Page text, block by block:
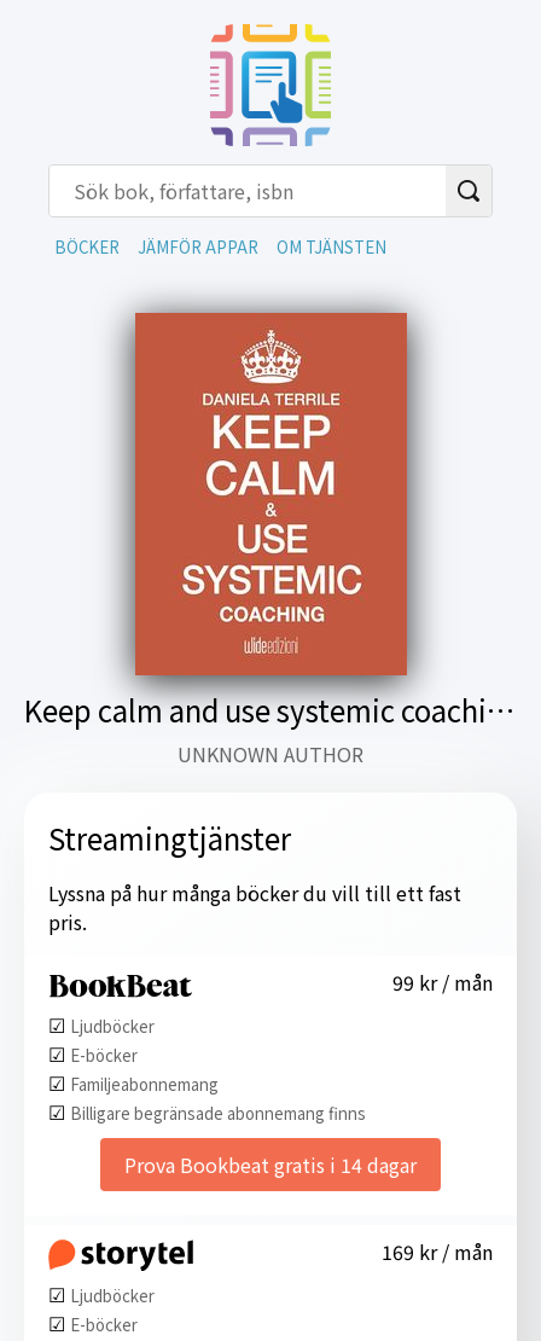
BÖCKER JÄMFÖR APPAR OM TJÄNSTEN
Keep calm and use systemic coaching
UNKNOWN AUTHOR
Streamingtjänster
Lyssna på hur många böcker du vill till ett fast
pris.
99 kr / mån
☑︎ Ljudböcker
☑︎ E-böcker
☑︎ Familjeabonnemang
☑︎ Billigare begränsade abonnemang finns
Prova Bookbeat gratis i 14 dagar
169 kr / mån
☑︎ Ljudböcker
☑︎ E-böcker